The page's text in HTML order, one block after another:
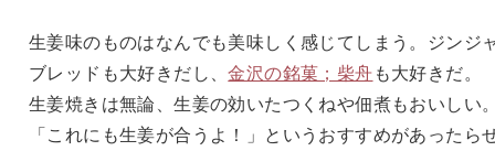
生姜味のものはなんでも美味しく感じてしまう。ジンジ
ブレッドも大好きだし、金沢の銘菓；柴舟も大好きだ。
生姜焼きは無論、生姜の効いたつくねや佃煮もおいしい
「これにも生姜が合うよ！」というおすすめがあったら